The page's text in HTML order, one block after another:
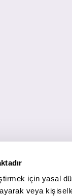
için yasal
veya